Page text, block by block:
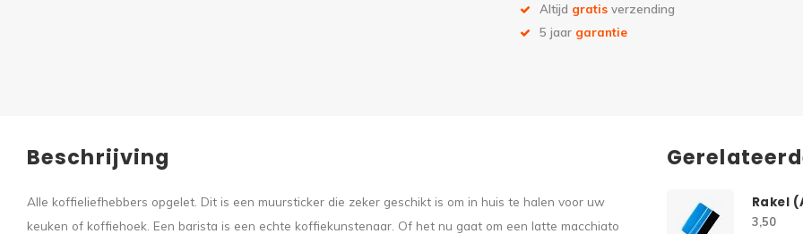
Altijd gratis verzending
5 jaar garantie
Beschrijving
Alle koffieliefhebbers opgelet. Dit is een muursticker die zeker geschikt is om in huis te halen voor uw
keuken of koffiehoek. Een barista is een echte koffiekunstenaar. Of het nu gaat om een latte macchiato
Rakel
3,50